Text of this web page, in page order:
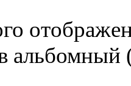
альбомный